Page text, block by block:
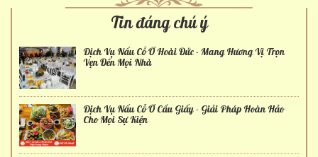
Tin đáng chú ý
Dịch Vụ Nấu Cỗ Ở Hoài Đức - Mang Hương Vị Trọn
Vẹn Đến Mọi Nhà
Dịch Vụ Nấu Cỗ Ở Cầu Giấy - Giải Pháp Hoàn Hảo
Cho Mọi Sự Kiện